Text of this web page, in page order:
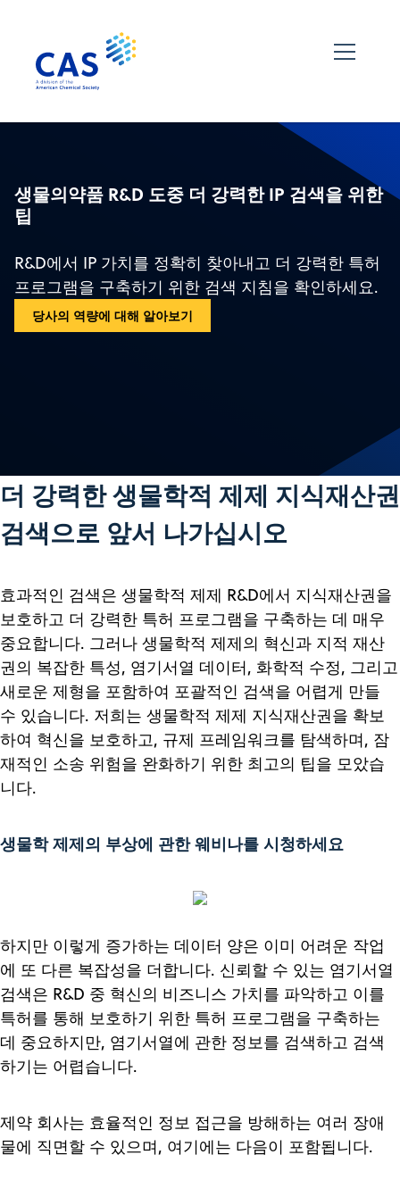
생물의약품 R&D 도중 더 강력한 IP 검색을 위한
팁
R&D에서 IP 가치를 정확히 찾아내고 더 강력한 특허
프로그램을 구축하기 위한 검색 지침을 확인하세요.
당사의 역량에 대해 알아보기
더 강력한 생물학적 제제 지식재산권
검색으로 앞서 나가십시오
효과적인 검색은 생물학적 제제 R&D에서 지식재산권을
보호하고 더 강력한 특허 프로그램을 구축하는 데 매우
중요합니다. 그러나 생물학적 제제의 혁신과 지적 재산
권의 복잡한 특성, 염기서열 데이터, 화학적 수정, 그리고
새로운 제형을 포함하여 포괄적인 검색을 어렵게 만들
수 있습니다. 저희는 생물학적 제제 지식재산권을 확보
하여 혁신을 보호하고, 규제 프레임워크를 탐색하며, 잠
재적인 소송 위험을 완화하기 위한 최고의 팁을 모았습
니다.
생물학 제제의 부상에 관한 웨비나를 시청하세요
하지만 이렇게 증가하는 데이터 양은 이미 어려운 작업
에 또 다른 복잡성을 더합니다. 신뢰할 수 있는 염기서열
검색은 R&D 중 혁신의 비즈니스 가치를 파악하고 이를
특허를 통해 보호하기 위한 특허 프로그램을 구축하는
데 중요하지만, 염기서열에 관한 정보를 검색하고 검색
하기는 어렵습니다.
제약 회사는 효율적인 정보 접근을 방해하는 여러 장애
물에 직면할 수 있으며, 여기에는 다음이 포함됩니다.